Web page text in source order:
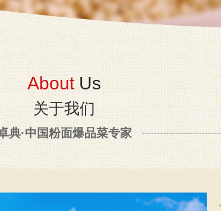
AboutUs
关于我们
典·中国粉面爆品菜专家